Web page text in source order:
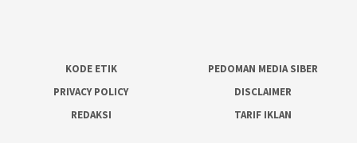
KODE ETIK
PEDOMAN MEDIA SIBER
PRIVACY POLICY
DISCLAIMER
REDAKSI
TARIF IKLAN